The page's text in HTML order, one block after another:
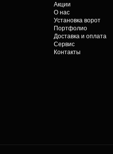
Акции
О нас
Установка ворот
Портфолио
Доставка и оплата
Сервис
Контакты